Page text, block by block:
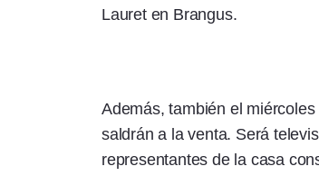
Lauret en Brangus.
Además, también el
saldrán a la venta. Será
representantes de la casa